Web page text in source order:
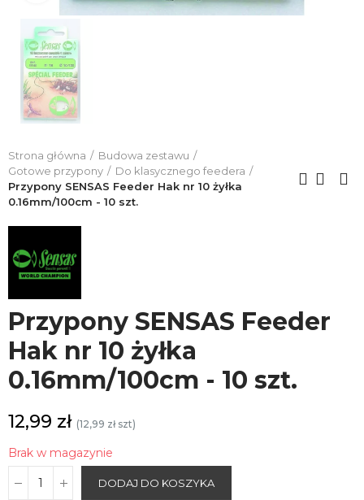
Strona główna
Budowa zestawu
Gotowe przypony
Do klasycznego feedera
Przypony SENSAS Feeder Hak nr 10 żyłka
0.16mm/100cm - 10 szt.
Przypony SENSAS Feeder
Hak nr 10 żyłka
0.16mm/100cm - 10 szt.
12,99 zł (12,99 zł szt)
Brak w magazynie
DODAJ DO KOSZYKA